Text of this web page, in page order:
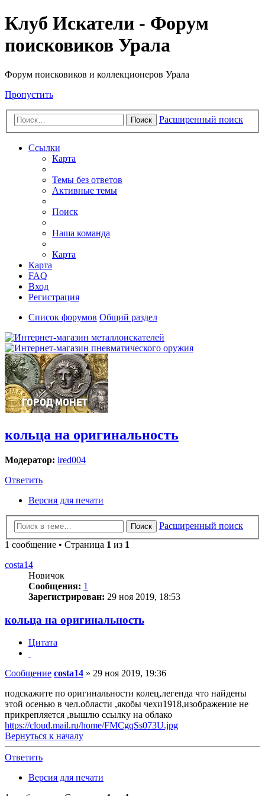
Клуб Искатели - Форум
поисковиков Урала
Форум поисковиков и коллекционеров Урала
Пропустить
Поиск Расширенный поиск
Ссылки
Карта
Темы без ответов
Активные темы
Поиск
Наша команда
Карта
Карта
FAQ
Вход
Регистрация
Список форумов Общий раздел
кольца на оригинальность
Модератор: ired004
Ответить
Версия для печати
Поиск
Расширенный поиск
1 сообщение • Страница 1 из 1
costa14
Новичок
Сообщения: 1
Зарегистрирован: 29 ноя 2019, 18:53
кольца на оригинальность
Цитата
Сообщение costa14 » 29 ноя 2019, 19:36
подскажите по оригинальности колец,легенда что найдены
этой осенью в чел.области ,якобы чехи1918,изображение не
прикрепляется ,вышлю ссылку на облако
https://cloud.mail.ru/home/FMCgqSs073U.jpg
Вернуться к началу
Ответить
Версия для печати